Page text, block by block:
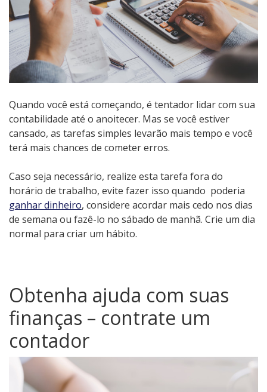
Quando você está começando, é tentador lidar com sua
contabilidade até o anoitecer. Mas se você estiver
cansado, as tarefas simples levarão mais tempo e você
terá mais chances de cometer erros.
Caso seja necessário, realize esta tarefa fora do
horário de trabalho, evite fazer isso quando poderia
ganhar dinheiro, considere acordar mais cedo nos dias
de semana ou fazê-lo no sábado de manhã. Crie um dia
normal para criar um hábito.
Obtenha ajuda com suas
finanças – contrate um
contador